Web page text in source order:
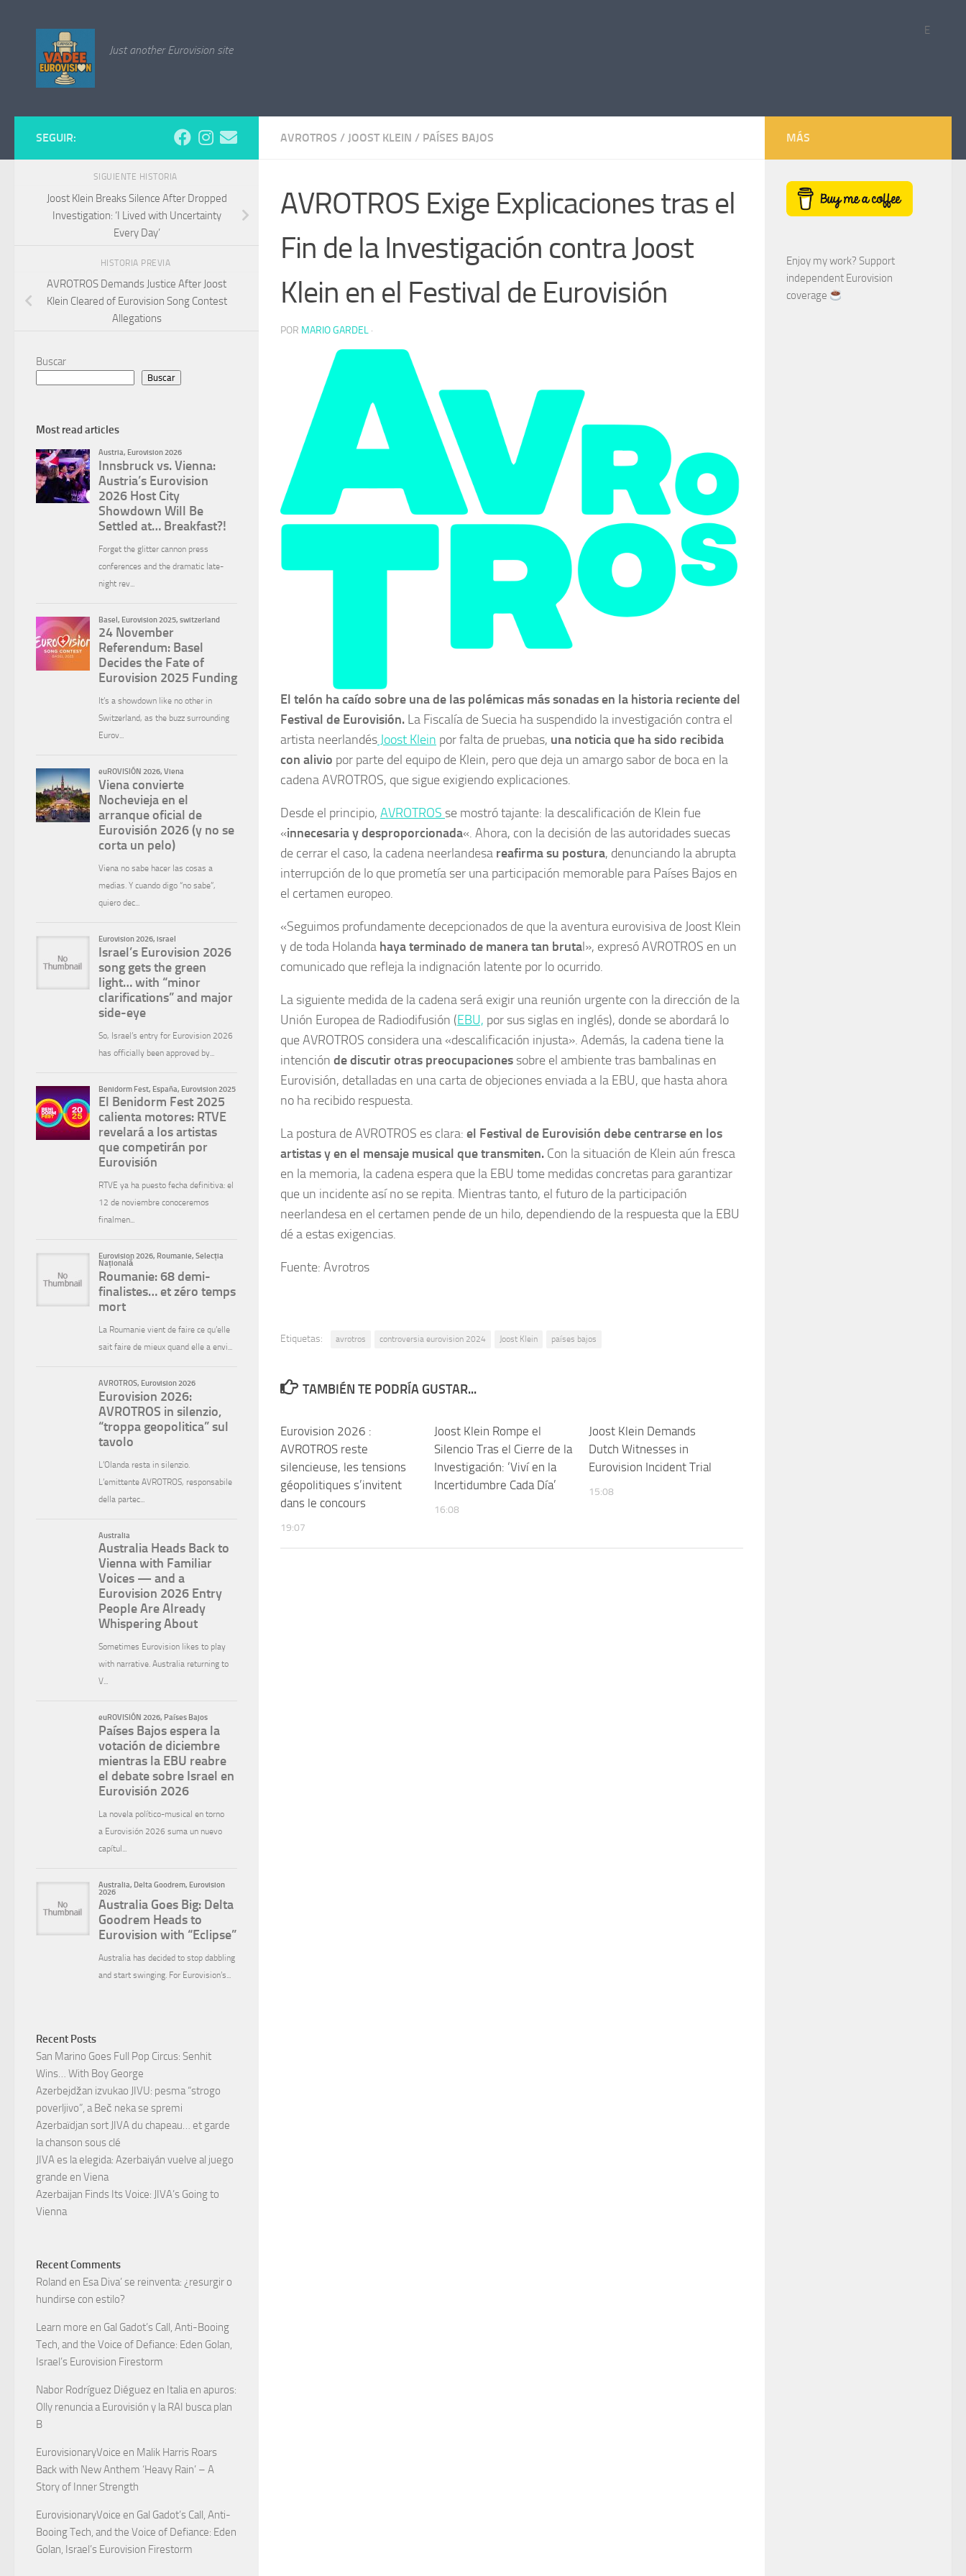
Just another Eurovision site
E
AVROTROS / JOOST KLEIN / PAÍSES BAJOS
AVROTROS Exige Explicaciones tras el
Fin de la Investigación contra Joost
Klein en el Festival de Eurovisión
POR MARIO GARDEL ·
El telón ha caído sobre una de las polémicas más sonadas en la historia reciente del
Festival de Eurovisión. La Fiscalía de Suecia ha suspendido la investigación contra el
artista neerlandés Joost Klein por falta de pruebas, una noticia que ha sido recibida
con alivio por parte del equipo de Klein, pero que deja un amargo sabor de boca en la
cadena AVROTROS, que sigue exigiendo explicaciones.
Desde el principio, AVROTROS se mostró tajante: la descalificación de Klein fue
«innecesaria y desproporcionada«. Ahora, con la decisión de las autoridades suecas
de cerrar el caso, la cadena neerlandesa reafirma su postura, denunciando la abrupta
interrupción de lo que prometía ser una participación memorable para Países Bajos en
el certamen europeo.
«Seguimos profundamente decepcionados de que la aventura eurovisiva de Joost Klein
y de toda Holanda haya terminado de manera tan brutal», expresó AVROTROS en un
comunicado que refleja la indignación latente por lo ocurrido.
La siguiente medida de la cadena será exigir una reunión urgente con la dirección de la
Unión Europea de Radiodifusión (EBU, por sus siglas en inglés), donde se abordará lo
que AVROTROS considera una «descalificación injusta». Además, la cadena tiene la
intención de discutir otras preocupaciones sobre el ambiente tras bambalinas en
Eurovisión, detalladas en una carta de objeciones enviada a la EBU, que hasta ahora
no ha recibido respuesta.
La postura de AVROTROS es clara: el Festival de Eurovisión debe centrarse en los
artistas y en el mensaje musical que transmiten. Con la situación de Klein aún fresca
en la memoria, la cadena espera que la EBU tome medidas concretas para garantizar
que un incidente así no se repita. Mientras tanto, el futuro de la participación
neerlandesa en el certamen pende de un hilo, dependiendo de la respuesta que la EBU
dé a estas exigencias.
Fuente: Avrotros
Etiquetas: avrotros controversia eurovision 2024 Joost Klein países bajos
TAMBIÉN TE PODRÍA GUSTAR...
Eurovision 2026 :
AVROTROS reste
silencieuse, les tensions
géopolitiques s’invitent
dans le concours
19:07
Joost Klein Rompe el
Silencio Tras el Cierre de la
Investigación: ‘Viví en la
Incertidumbre Cada Día’
16:08
Joost Klein Demands
Dutch Witnesses in
Eurovision Incident Trial
15:08
SEGUIR:
SIGUIENTE HISTORIA
Joost Klein Breaks Silence After Dropped
Investigation: ‘I Lived with Uncertainty
Every Day’
HISTORIA PREVIA
AVROTROS Demands Justice After Joost
Klein Cleared of Eurovision Song Contest
Allegations
Buscar
Buscar
Most read articles
Recent Posts
San Marino Goes Full Pop Circus: Senhit
Wins… With Boy George
Azerbejdžan izvukao JIVU: pesma “strogo
poverljivo”, a Beč neka se spremi
Azerbaïdjan sort JIVA du chapeau… et garde
la chanson sous clé
JIVA es la elegida: Azerbaiyán vuelve al juego
grande en Viena
Azerbaijan Finds Its Voice: JIVA’s Going to
Vienna
Recent Comments
Roland en Esa Diva’ se reinventa: ¿resurgir o
hundirse con estilo?
Learn more en Gal Gadot’s Call, Anti-Booing
Tech, and the Voice of Defiance: Eden Golan,
Israel’s Eurovision Firestorm
Nabor Rodríguez Diéguez en Italia en apuros:
Olly renuncia a Eurovisión y la RAI busca plan
B
EurovisionaryVoice en Malik Harris Roars
Back with New Anthem ‘Heavy Rain’ – A
Story of Inner Strength
EurovisionaryVoice en Gal Gadot’s Call, Anti-
Booing Tech, and the Voice of Defiance: Eden
Golan, Israel’s Eurovision Firestorm
MÁS
Enjoy my work? Support
independent Eurovision
coverage